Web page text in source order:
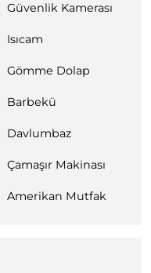
Güvenlik Kamerası
Isıcam
Gömme Dolap
Barbekü
Davlumbaz
Çamaşır Makinası
Amerikan Mutfak